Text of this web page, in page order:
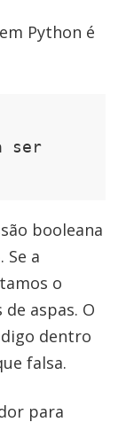
Python é
booleana
Se a
o
aspas. O
dentro
falsa.
para